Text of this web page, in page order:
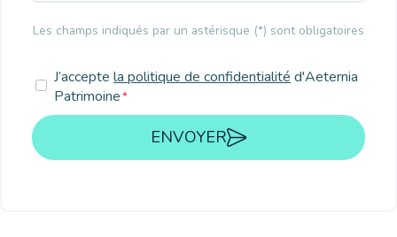
Les champs indiqués par un astérisque (*) sont obligatoires
RGPD
*
J’acceptela politique de confidentialité d'Aeternia
Patrimoine*
ENVOYER